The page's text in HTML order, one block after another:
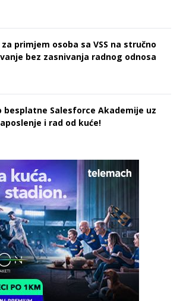
za primjem osoba sa VSS na stručno
bez zasnivanja radnog odnosa
besplatne Salesforce Akademije uz
i rad od kuće!